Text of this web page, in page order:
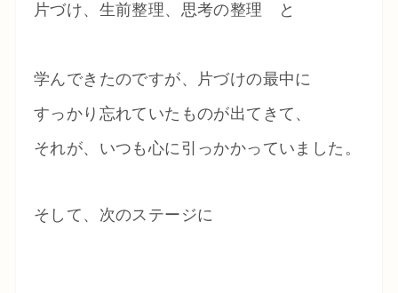
片づけ、生前整理、思考の整理 と
学んできたのですが、片づけの最中に
すっかり忘れていたものが出てきて、
それが、いつも心に引っかかっていました。
そして、次のステージに